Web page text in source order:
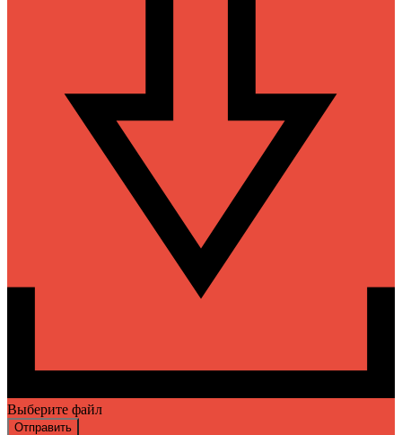
Выберите файл
Отправить